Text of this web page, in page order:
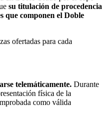
su titulación de procedencia
que componen el Doble
ofertadas para cada
telemáticamente. Durante
física de la
como válida